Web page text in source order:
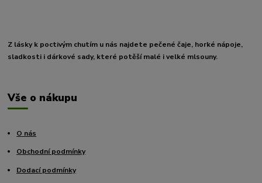
Z lásky k poctivým chutím u nás najdete pečené čaje, horké nápoje,
sladkosti i dárkové sady, které potěší malé i velké mlsouny.
Vše o nákupu
O nás
Obchodní podmínky
Dodací podmínky